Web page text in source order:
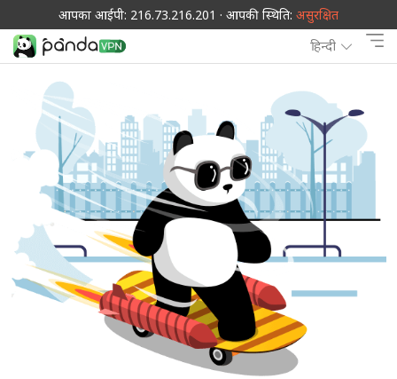
आपका आईपी: 216.73.216.201 · आपकी स्थिति: असुरक्षित
हिन्दी